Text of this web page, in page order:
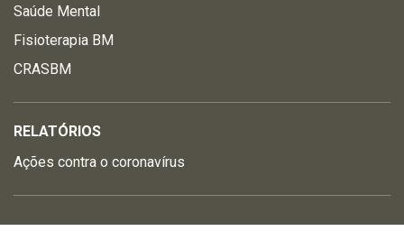
Saúde Mental
Fisioterapia BM
CRASBM
RELATÓRIOS
Ações contra o coronavírus